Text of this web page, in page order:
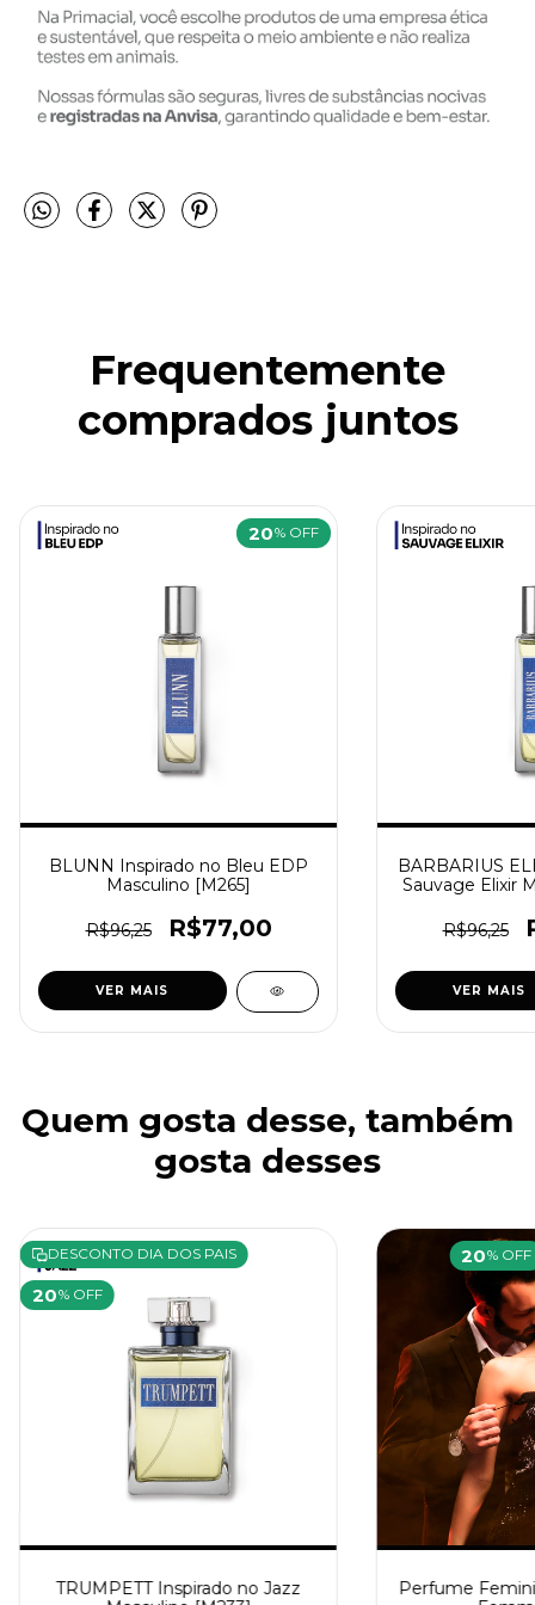
Frequentemente
comprados juntos
20% OFF
BLUNN Inspirado no Bleu EDP
Masculino [M265]
R$96,25 R$77,00
VER MAIS
BARBARIUS
Sauvage Elixir
R$96,25
VER MAIS
Quem gosta desse, também
gosta desses
DESCONTO DIA DOS PAIS
20% OFF
TRUMPETT Inspirado no Jazz
20% OFF
Perfume